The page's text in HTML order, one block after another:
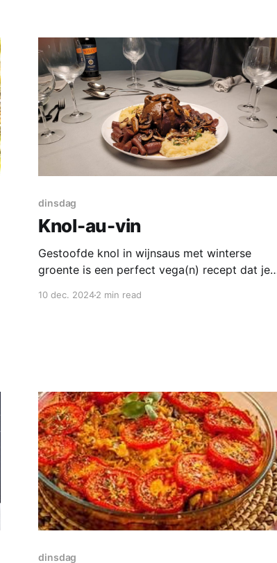
koken met verschillende technieken. ‘Spuitjes
smaken
dinsdag
Knol-au-vin
Gestoofde knol in wijnsaus met winterse
groente is een perfect vega(n) recept dat je
10 dec. 20242 min read
dinsdag